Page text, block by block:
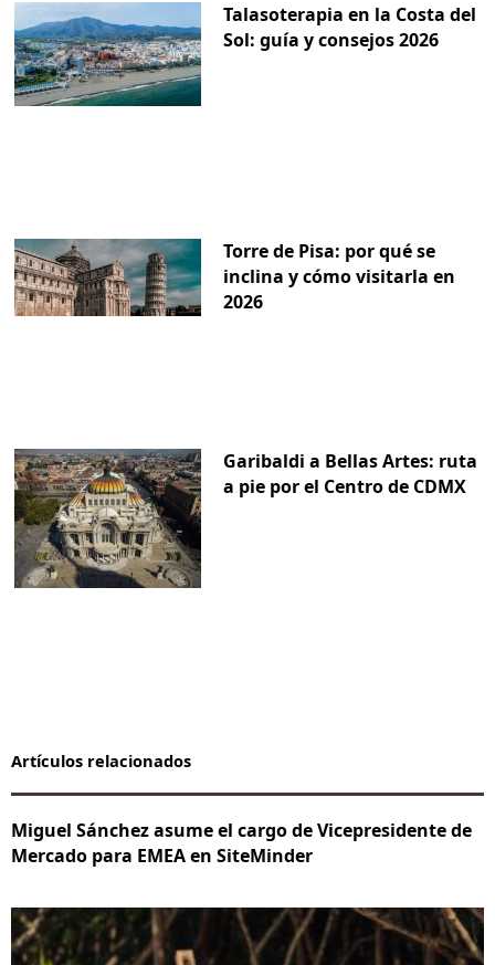
Talasoterapia en la Costa del
Sol: guía y consejos 2026
Torre de Pisa: por qué se
inclina y cómo visitarla en
2026
Garibaldi a Bellas Artes: ruta
a pie por el Centro de CDMX
Artículos relacionados
Miguel Sánchez asume el cargo de Vicepresidente de
Mercado para EMEA en SiteMinder